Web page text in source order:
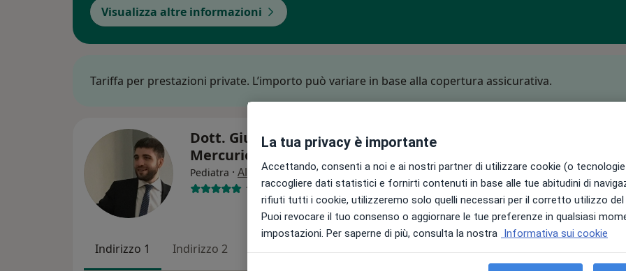
Visualizza altre informazioni
Tariffa per prestazioni private. L’importo può variare in base alla copertura assicurativa.
Dott. Giuseppe
Mercurio
Pediatra · Altro
158 recensioni
Indirizzo 1 Indirizzo 2
Oggi
Non ci sono agende disponibili!
Chiedi di attivare le prenotazioni
La tua privacy è importante
Accettando, consenti a noi e ai nostri partner di utilizzare cookie (o
raccogliere dati statistici e fornirti contenuti in base alle tue abitudini di
rifiuti tutti i cookie, utilizzeremo solo quelli necessari per il corretto utilizzo
Puoi revocare il tuo consenso o aggiornare le tue preferenze in qualsiasi
impostazioni. Per saperne di più, consulta la nostra Informativa sui cookie